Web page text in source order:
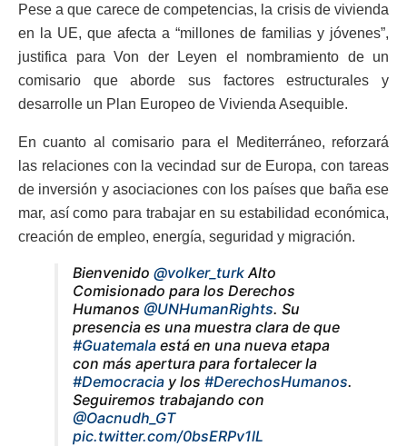
Pese a que carece de competencias, la crisis de vivienda
en la UE, que afecta a “millones de familias y jóvenes”,
justifica para Von der Leyen el nombramiento de un
comisario que aborde sus factores estructurales y
desarrolle un Plan Europeo de Vivienda Asequible.
En cuanto al comisario para el Mediterráneo, reforzará
las relaciones con la vecindad sur de Europa, con tareas
de inversión y asociaciones con los países que baña ese
mar, así como para trabajar en su estabilidad económica,
creación de empleo, energía, seguridad y migración.
Bienvenido @volker_turk Alto
Comisionado para los Derechos
Humanos @UNHumanRights. Su
presencia es una muestra clara de que
#Guatemala está en una nueva etapa
con más apertura para fortalecer la
#Democracia y los #DerechosHumanos.
Seguiremos trabajando con
@Oacnudh_GT
pic.twitter.com/0bsERPv1lL